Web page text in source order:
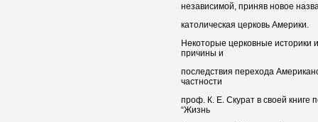
независимой, приняв новое
католическая церковь Америки.
Некоторые церковные историки
причины и
последствия перехода
частности
проф. К. Е. Скурат в своей
“Жизнь